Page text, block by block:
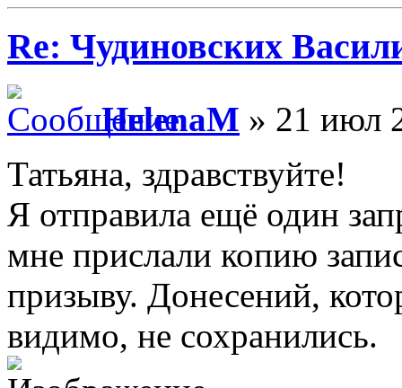
Re: Чудиновских
HelenaM » 21 июл
Татьяна, здравствуйте!
Я отправила ещё один
мне прислали копию
призыву. Донесений,
видимо, не сохранились.